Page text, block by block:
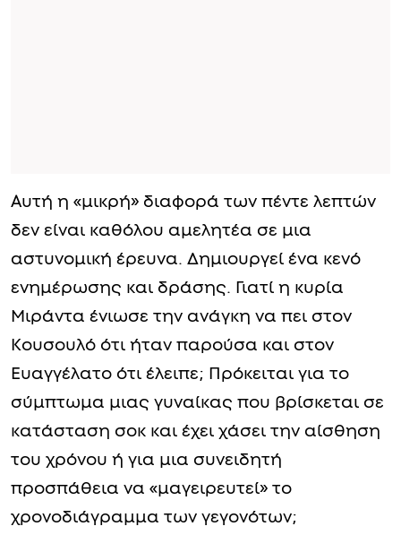
Αυτή η «μικρή» διαφορά των πέντε λεπτών
δεν είναι καθόλου αμελητέα σε μια
αστυνομική έρευνα. Δημιουργεί ένα κενό
ενημέρωσης και δράσης. Γιατί η κυρία
Μιράντα ένιωσε την ανάγκη να πει στον
Κουσουλό ότι ήταν παρούσα και στον
Ευαγγέλατο ότι έλειπε; Πρόκειται για το
σύμπτωμα μιας γυναίκας που βρίσκεται σε
κατάσταση σοκ και έχει χάσει την αίσθηση
του χρόνου ή για μια συνειδητή
προσπάθεια να «μαγειρευτεί» το
χρονοδιάγραμμα των γεγονότων;